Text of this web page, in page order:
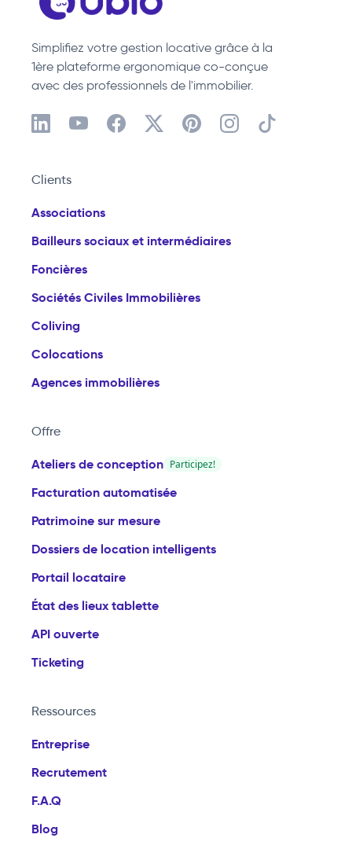
Simplifiez votre gestion locative grâce à la
1ère plateforme ergonomique co-conçue
avec des professionnels de l'immobilier.
Clients
Associations
Bailleurs sociaux et intermédiaires
Foncières
Sociétés Civiles Immobilières
Coliving
Colocations
Agences immobilières
Offre
Ateliers de conception Participez!
Facturation automatisée
Patrimoine sur mesure
Dossiers de location intelligents
Portail locataire
État des lieux tablette
API ouverte
Ticketing
Ressources
Entreprise
Recrutement
F.A.Q
Blog